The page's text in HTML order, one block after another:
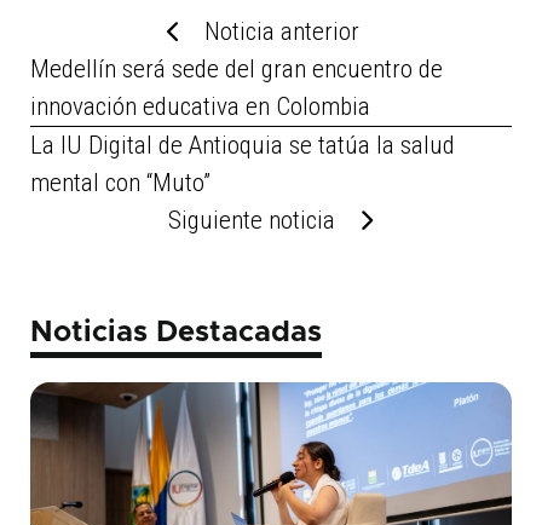
Noticia anterior
Medellín será sede del gran encuentro de
innovación educativa en Colombia
La IU Digital de Antioquia se tatúa la salud
mental con “Muto”
Siguiente noticia
Noticias Destacadas